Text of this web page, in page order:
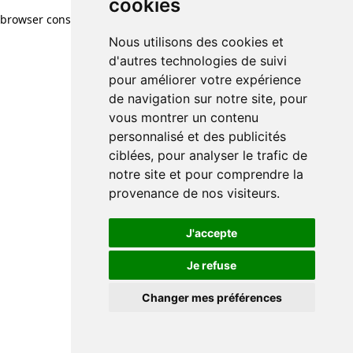
cookies
Nous utilisons des cookies et
d'autres technologies de suivi
pour améliorer votre expérience
de navigation sur notre site, pour
vous montrer un contenu
personnalisé et des publicités
ciblées, pour analyser le trafic de
notre site et pour comprendre la
provenance de nos visiteurs.
J'accepte
Je refuse
Changer mes préférences
cookies
Nous utilisons des cookies et
d'autres technologies de suivi
pour améliorer votre expérience
de navigation sur notre site, pour
vous montrer un contenu
personnalisé et des publicités
ciblées, pour analyser le trafic de
notre site et pour comprendre la
provenance de nos visiteurs.
J'accepte
Je refuse
Changer mes préférences
browser console for more information)